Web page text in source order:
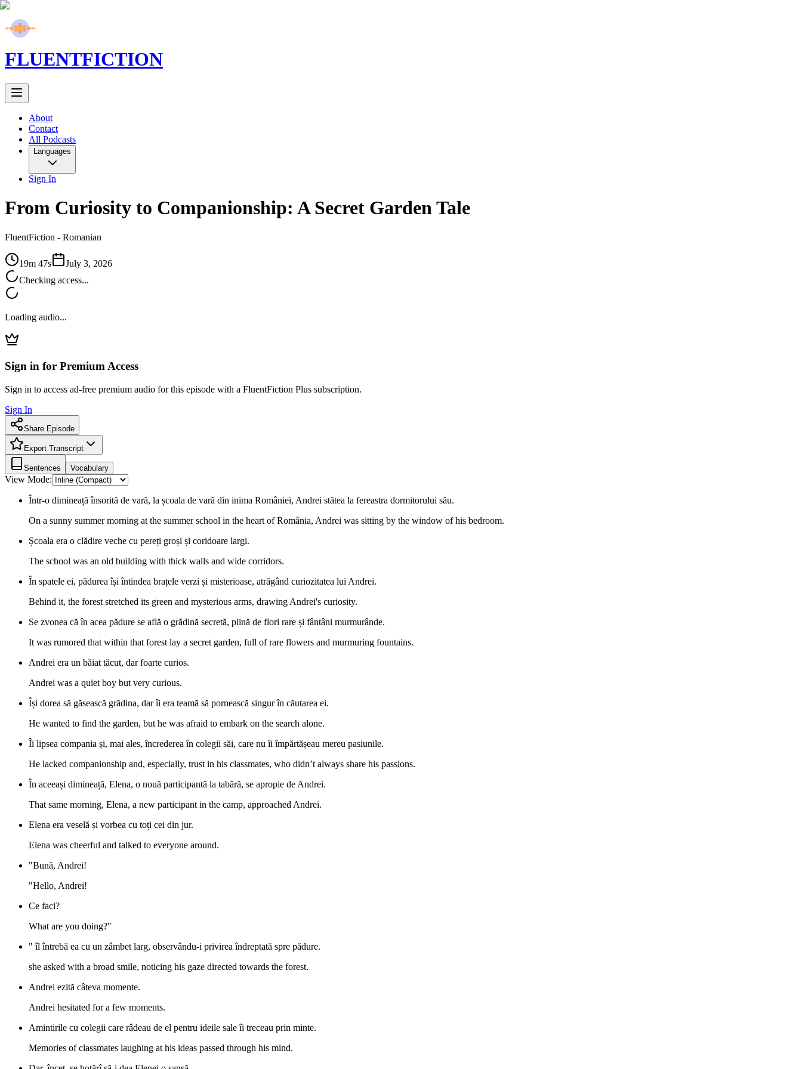
FLUENTFICTION
About
Contact
All Podcasts
Languages
Sign In
From Curiosity to Companionship: A Secret Garden Tale
FluentFiction - Romanian
19m 47s
July 3, 2026
Checking access...
Loading audio...
Sign in for Premium Access
Sign in to access ad-free premium audio for this episode with a FluentFiction Plus subscription.
Sign In
Share Episode
Export Transcript
Sentences Vocabulary
View Mode:
Într-o dimineață însorită de vară, la școala de vară din inima României, Andrei stătea la fereastra dormitorului său.
On a sunny summer morning at the summer school in the heart of România, Andrei was sitting by the window of his bedroom.
Școala era o clădire veche cu pereți groși și coridoare largi.
The school was an old building with thick walls and wide corridors.
În spatele ei, pădurea își întindea brațele verzi și misterioase, atrăgând curiozitatea lui Andrei.
Behind it, the forest stretched its green and mysterious arms, drawing Andrei's curiosity.
Se zvonea că în acea pădure se află o grădină secretă, plină de flori rare și fântâni murmurânde.
It was rumored that within that forest lay a secret garden, full of rare flowers and murmuring fountains.
Andrei era un băiat tăcut, dar foarte curios.
Andrei was a quiet boy but very curious.
Își dorea să găsească grădina, dar îi era teamă să pornească singur în căutarea ei.
He wanted to find the garden, but he was afraid to embark on the search alone.
Îi lipsea compania și, mai ales, încrederea în colegii săi, care nu îi împărtășeau mereu pasiunile.
He lacked companionship and, especially, trust in his classmates, who didn’t always share his passions.
În aceeași dimineață, Elena, o nouă participantă la tabără, se apropie de Andrei.
That same morning, Elena, a new participant in the camp, approached Andrei.
Elena era veselă și vorbea cu toți cei din jur.
Elena was cheerful and talked to everyone around.
"Bună, Andrei!
"Hello, Andrei!
Ce faci?
What are you doing?"
" îl întrebă ea cu un zâmbet larg, observându-i privirea îndreptată spre pădure.
she asked with a broad smile, noticing his gaze directed towards the forest.
Andrei ezită câteva momente.
Andrei hesitated for a few moments.
Amintirile cu colegii care râdeau de el pentru ideile sale îi treceau prin minte.
Memories of classmates laughing at his ideas passed through his mind.